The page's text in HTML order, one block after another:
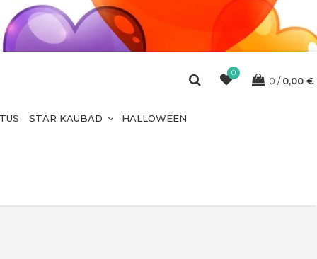
0
0 0,00 €
STAR KAUBAD HALLOWEEN